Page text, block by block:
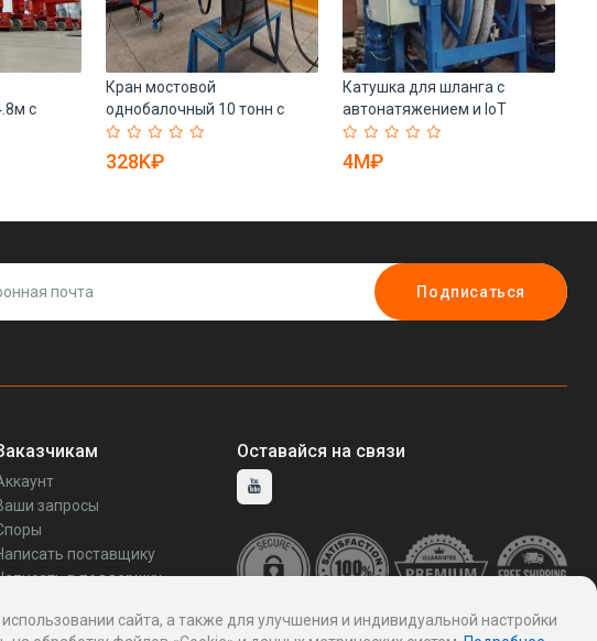
с
25-
Кран мостовой
однобалочный 10 тонн с
тележкой (арт. 25-19081070)
328K₽
Катушка для шланга с
автонатяжением и IoT
контролем (арт. 25-
19080982)
4M₽
Подписаться
запросы
поставщику
в поддержку
Оставайся на связи
сайта, а также для улучшения и индивидуальной настройки